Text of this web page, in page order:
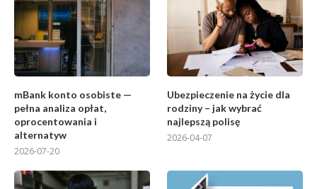
mBank konto osobiste —
pełna analiza opłat,
oprocentowania i
alternatyw
2026-07-20
Ubezpieczenie na życie dla
rodziny – jak wybrać
najlepszą polisę
2026-04-07